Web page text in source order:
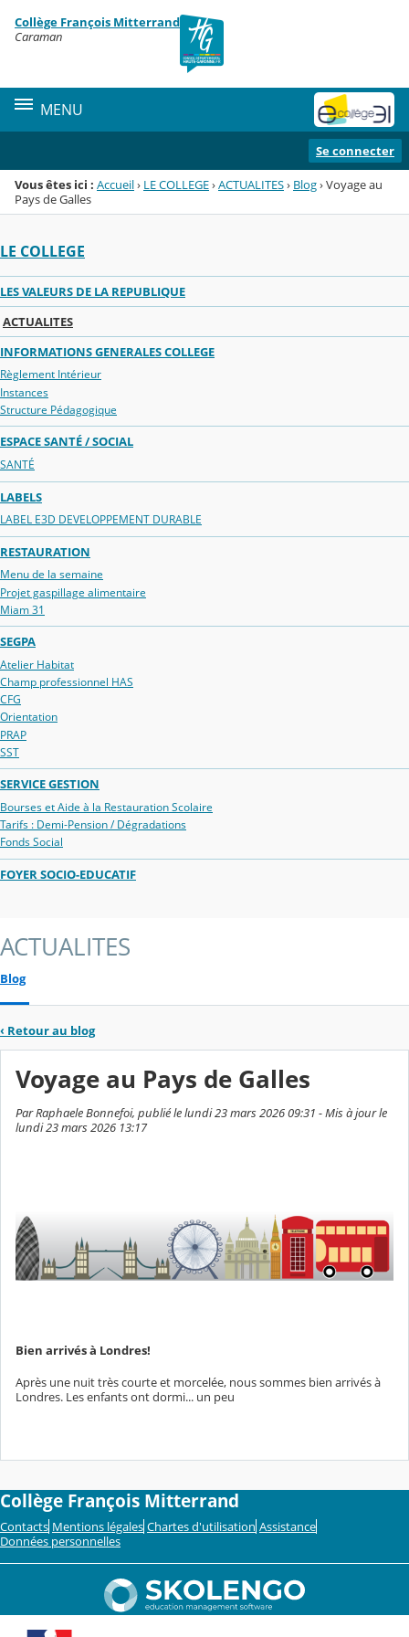
Menu de la rubrique
Contenu
Collège François Mitterrand
Caraman
MENU
Se connecter
Vous êtes ici : Accueil› LE COLLEGE›ACTUALITES› Blog›Voyage au
Pays de Galles
LE COLLEGE
LES VALEURS DE LA REPUBLIQUE
ACTUALITES
INFORMATIONS GENERALES COLLEGE
Règlement Intérieur
Instances
Structure Pédagogique
ESPACE SANTÉ / SOCIAL
SANTÉ
LABELS
LABEL E3D DEVELOPPEMENT DURABLE
RESTAURATION
Menu de la semaine
Projet gaspillage alimentaire
Miam 31
SEGPA
Atelier Habitat
Champ professionnel HAS
CFG
Orientation
PRAP
SST
SERVICE GESTION
Bourses et Aide à la Restauration Scolaire
Tarifs : Demi-Pension / Dégradations
Fonds Social
FOYER SOCIO-EDUCATIF
ACTUALITES
Blog
‹ Retour au blog
Voyage au Pays de Galles
Par Raphaele Bonnefoi, publié le lundi 23 mars 2026 09:31 - Mis à jour le
lundi 23 mars 2026 13:17
Bien arrivés à Londres!
Après une nuit très courte et morcelée, nous sommes bien arrivés à
Londres. Les enfants ont dormi... un peu
Collège François Mitterrand
Contacts Mentions légales Chartes d'utilisation Assistance
Données personnelles